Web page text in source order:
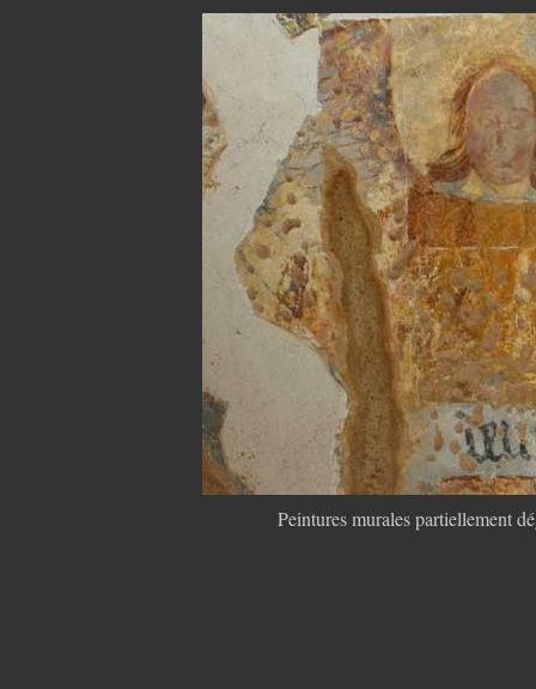
Peintures murales partiellement